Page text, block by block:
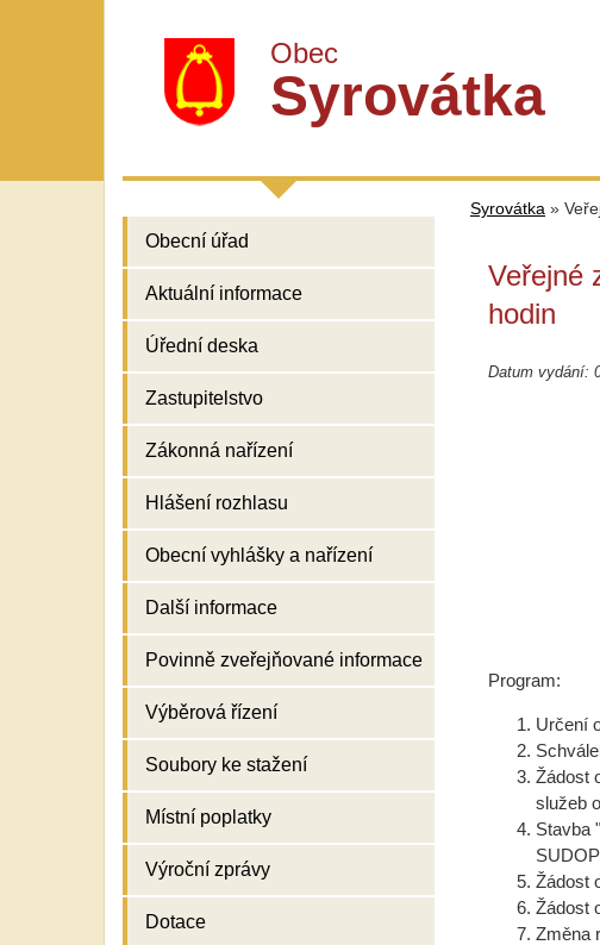
Obec
Syrovátka
Obecní úřad
Aktuální informace
Úřední deska
Zastupitelstvo
Zákonná nařízení
Hlášení rozhlasu
Obecní vyhlášky a nařízení
Další informace
Povinně zveřejňované informace
Výběrová řízení
Soubory ke stažení
Místní poplatky
Výroční zprávy
Dotace
Syrovátka »
Veřejné
hodin
Datum vydání:
Program:
Určení
Žádost
služeb
Stavba
Žádost
Žádost
Změna